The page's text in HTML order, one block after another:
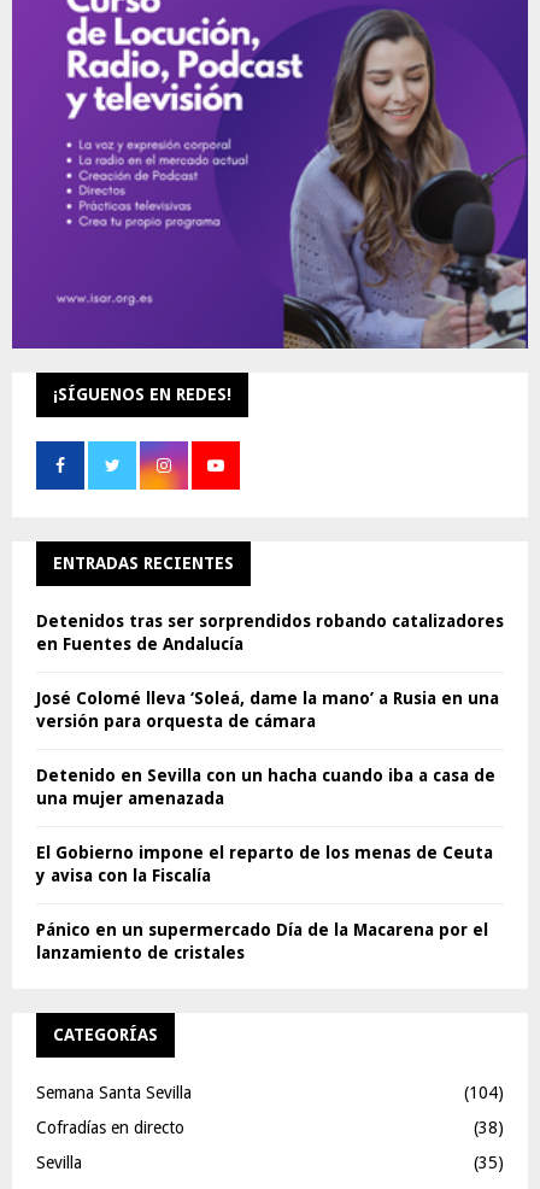
¡SÍGUENOS EN REDES!
ENTRADAS RECIENTES
Detenidos tras ser sorprendidos robando catalizadores
en Fuentes de Andalucía
José Colomé lleva ‘Soleá, dame la mano’ a Rusia en una
versión para orquesta de cámara
Detenido en Sevilla con un hacha cuando iba a casa de
una mujer amenazada
El Gobierno impone el reparto de los menas de Ceuta
y avisa con la Fiscalía
Pánico en un supermercado Día de la Macarena por el
lanzamiento de cristales
CATEGORÍAS
Semana Santa Sevilla
(104)
Cofradías en directo
(38)
Sevilla
(35)